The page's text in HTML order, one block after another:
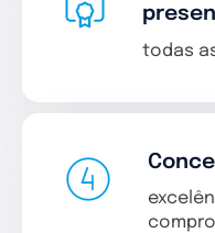
todas